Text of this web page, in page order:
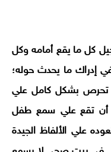
كل ما يقع أمامه وكل
إدراك ما يحدث حوله؛
تحرص بشكل كامل علي
أن تقع علي سمع طفل
علي الألفاظ الجيدة